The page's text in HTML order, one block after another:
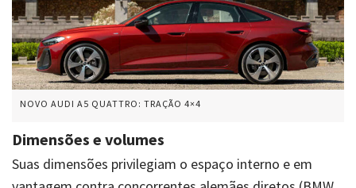
NOVO AUDI A5 QUATTRO: TRAÇÃO 4×4
Dimensões e volumes
Suas dimensões privilegiam o espaço interno e em